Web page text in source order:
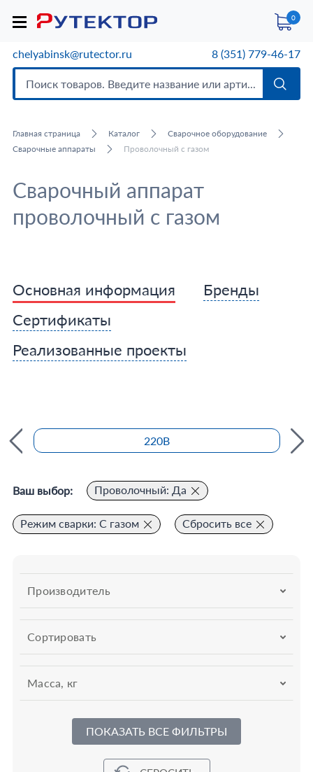
0
chelyabinsk@rutector.ru 8 (351) 779-46-17
Главная страница Каталог
Сварочное оборудование
Сварочные аппараты
Проволочный с газом
Сварочный аппарат
проволочный с газом
Основная информация
Бренды
Сертификаты
Реализованные проекты
220В
Ваш выбор: Проволочный: Да
Режим сварки: С газом Сбросить все
Сортировать
Производитель
Масса, кг
ПОКАЗАТЬ ВСЕ ФИЛЬТРЫ